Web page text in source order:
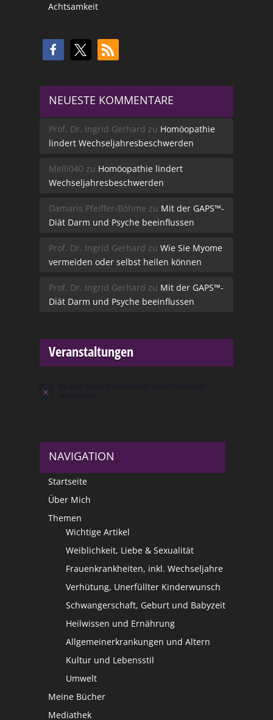
Achtsamkeit
NEUESTE KOMMENTARE
Prof. Dr. Ingrid Gerhard zu Homöopathie
lindert Wechseljahresbeschwerden
Melli040 zu Homöopathie lindert
Wechseljahresbeschwerden
Damaris Pfeiffer-Böhme zu Mit der GAPS™-
Diät Darm und Psyche beeinflussen
Prof. Dr. Ingrid Gerhard zu Wie Sie Myome
vermeiden oder selbst heilen können
Prof. Dr. Ingrid Gerhard zu Mit der GAPS™-
Diät Darm und Psyche beeinflussen
Veranstaltungen
Hinweis
NAVIGATION
Startseite
Über Mich
Themen
Wichtige Artikel
Weiblichkeit, Liebe & Sexualität
Frauenkrankheiten, inkl. Wechseljahre
Verhütung, Unerfüllter Kinderwunsch
Schwangerschaft, Geburt und Babyzeit
Heilwissen und Ernährung
Allgemeinerkrankungen und Altern
Kultur und Lebensstil
Umwelt
Meine Bücher
Mediathek